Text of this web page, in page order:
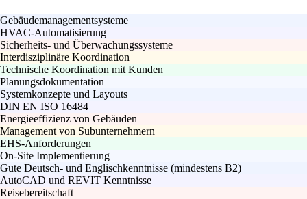
Gebäudemanagementsysteme
HVAC-Automatisierung
Sicherheits- und Überwachungssysteme
Interdisziplinäre Koordination
Technische Koordination mit Kunden
Planungsdokumentation
Systemkonzepte und Layouts
DIN EN ISO 16484
Energieeffizienz von Gebäuden
Management von Subunternehmern
EHS-Anforderungen
On-Site Implementierung
Gute Deutsch- und Englischkenntnisse (mindestens B2)
AutoCAD und REVIT Kenntnisse
Reisebereitschaft